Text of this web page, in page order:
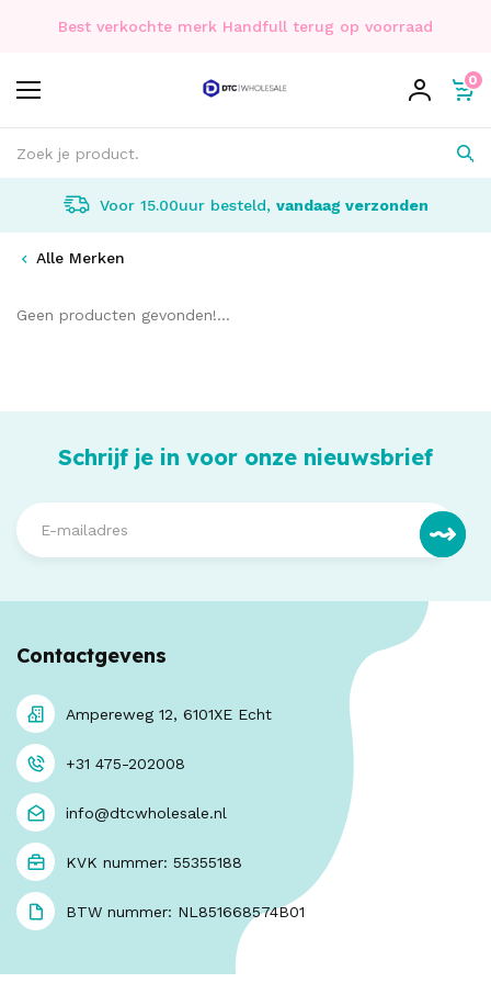
Best verkochte merk Handfull terug op voorraad
0
Voor 15.00uur besteld, vandaag verzonden
Alle Merken
Geen producten gevonden!...
Schrijf je in voor onze nieuwsbrief
Contactgevens
Ampereweg 12, 6101XE Echt
+31 475-202008
info@dtcwholesale.nl
KVK nummer: 55355188
BTW nummer: NL851668574B01